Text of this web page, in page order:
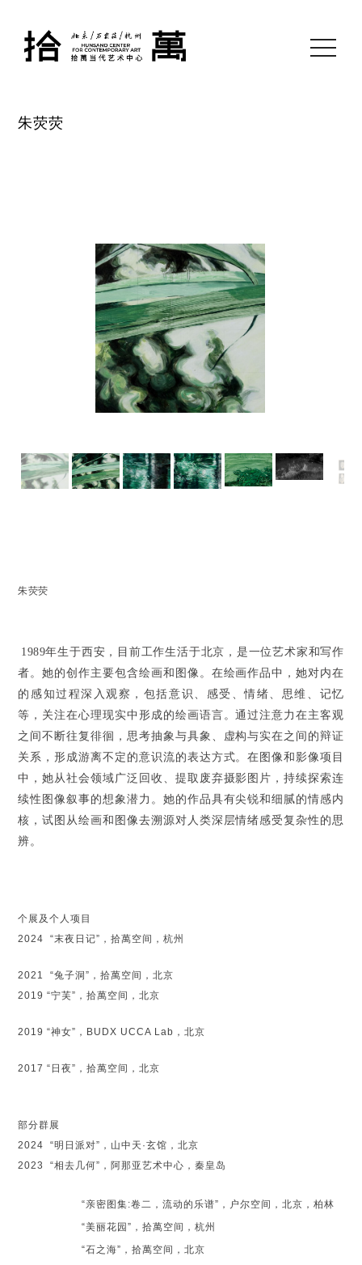
toggle
朱荧荧
朱荧荧
1989年生于西安，目前工作生活于北京，是一位艺术家和写作
者。她的创作主要包含绘画和图像。在绘画作品中，她对内在
的感知过程深入观察，包括意识、感受、情绪、思维、记忆
等，关注在心理现实中形成的绘画语言。通过注意力在主客观
之间不断往复徘徊，思考抽象与具象、虚构与实在之间的辩证
关系，形成游离不定的意识流的表达方式。在图像和影像项目
中，她从社会领域广泛回收、提取废弃摄影图片，持续探索连
续性图像叙事的想象潜力。她的作品具有尖锐和细腻的情感内
核，试图从绘画和图像去溯源对人类深层情绪感受复杂性的思
辨。
个展及个人项目
2024“末夜日记”，拾萬空间，杭州
2021 “兔子洞”，拾萬空间，北京
2019 “宁芙”，拾萬空间，北京
2019 “神女”，BUDX UCCA Lab，北京
2017 “日夜”，拾萬空间，北京
部分群展
2024 “明日派对”，山中天·玄馆，北京
2023 “相去几何”，阿那亚艺术中心，秦皇岛
“亲密图集:卷二，流动的乐谱”，户尔空间，北京，柏林
“美丽花园”，拾萬空间，杭州
“石之海”，拾萬空间，北京